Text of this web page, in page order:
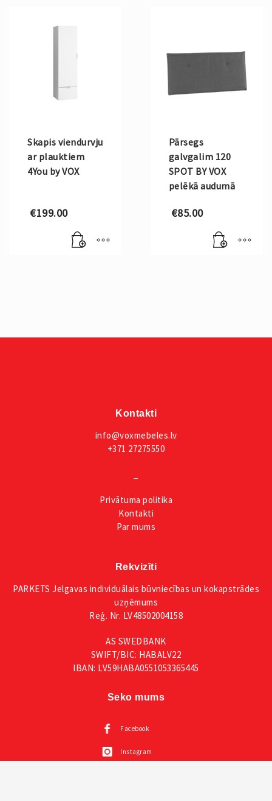
Skapis viendurvju
ar plauktiem
4You by VOX
€199.00
Pārsegs
galvgalim 120
SPOT BY VOX
pelēkā audumā
€85.00
Kontakti
info@voxmebeles.lv
+371 27275550
Privātuma politika
Kontakti
Par mums
Rekvizīti
PARKETS Jelgavas individuālais būvniecības un kokapstrādes
uzņēmums
Reģ. Nr. LV48502004158
AS SWEDBANK
SWIFT/BIC: HABALV22
IBAN: LV59HABA0551053365445
Seko mums
Facebook
Instagram